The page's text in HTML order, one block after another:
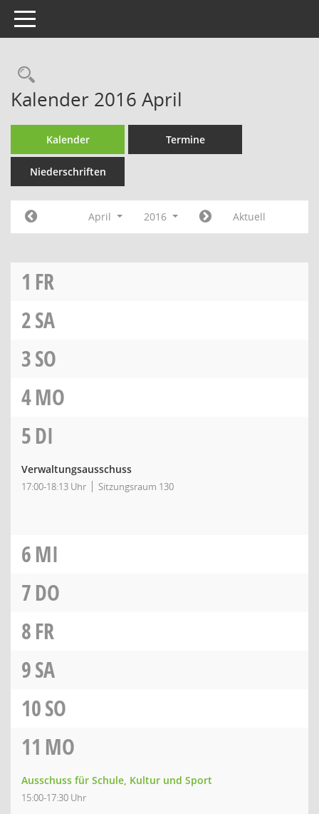
Toggle navigation
Rechercheauswahl
Kalender 2016 April
Kalender Termine
Niederschriften
April 2016 Aktuell
1 FR
2SA
3SO
4MO
5DI
Verwaltungsausschuss
17:00-18:13 Uhr Sitzungsraum 130
6MI
7DO
8FR
9SA
10SO
11 MO
Ausschuss für Schule, Kultur und Sport
15:00-17:30 Uhr